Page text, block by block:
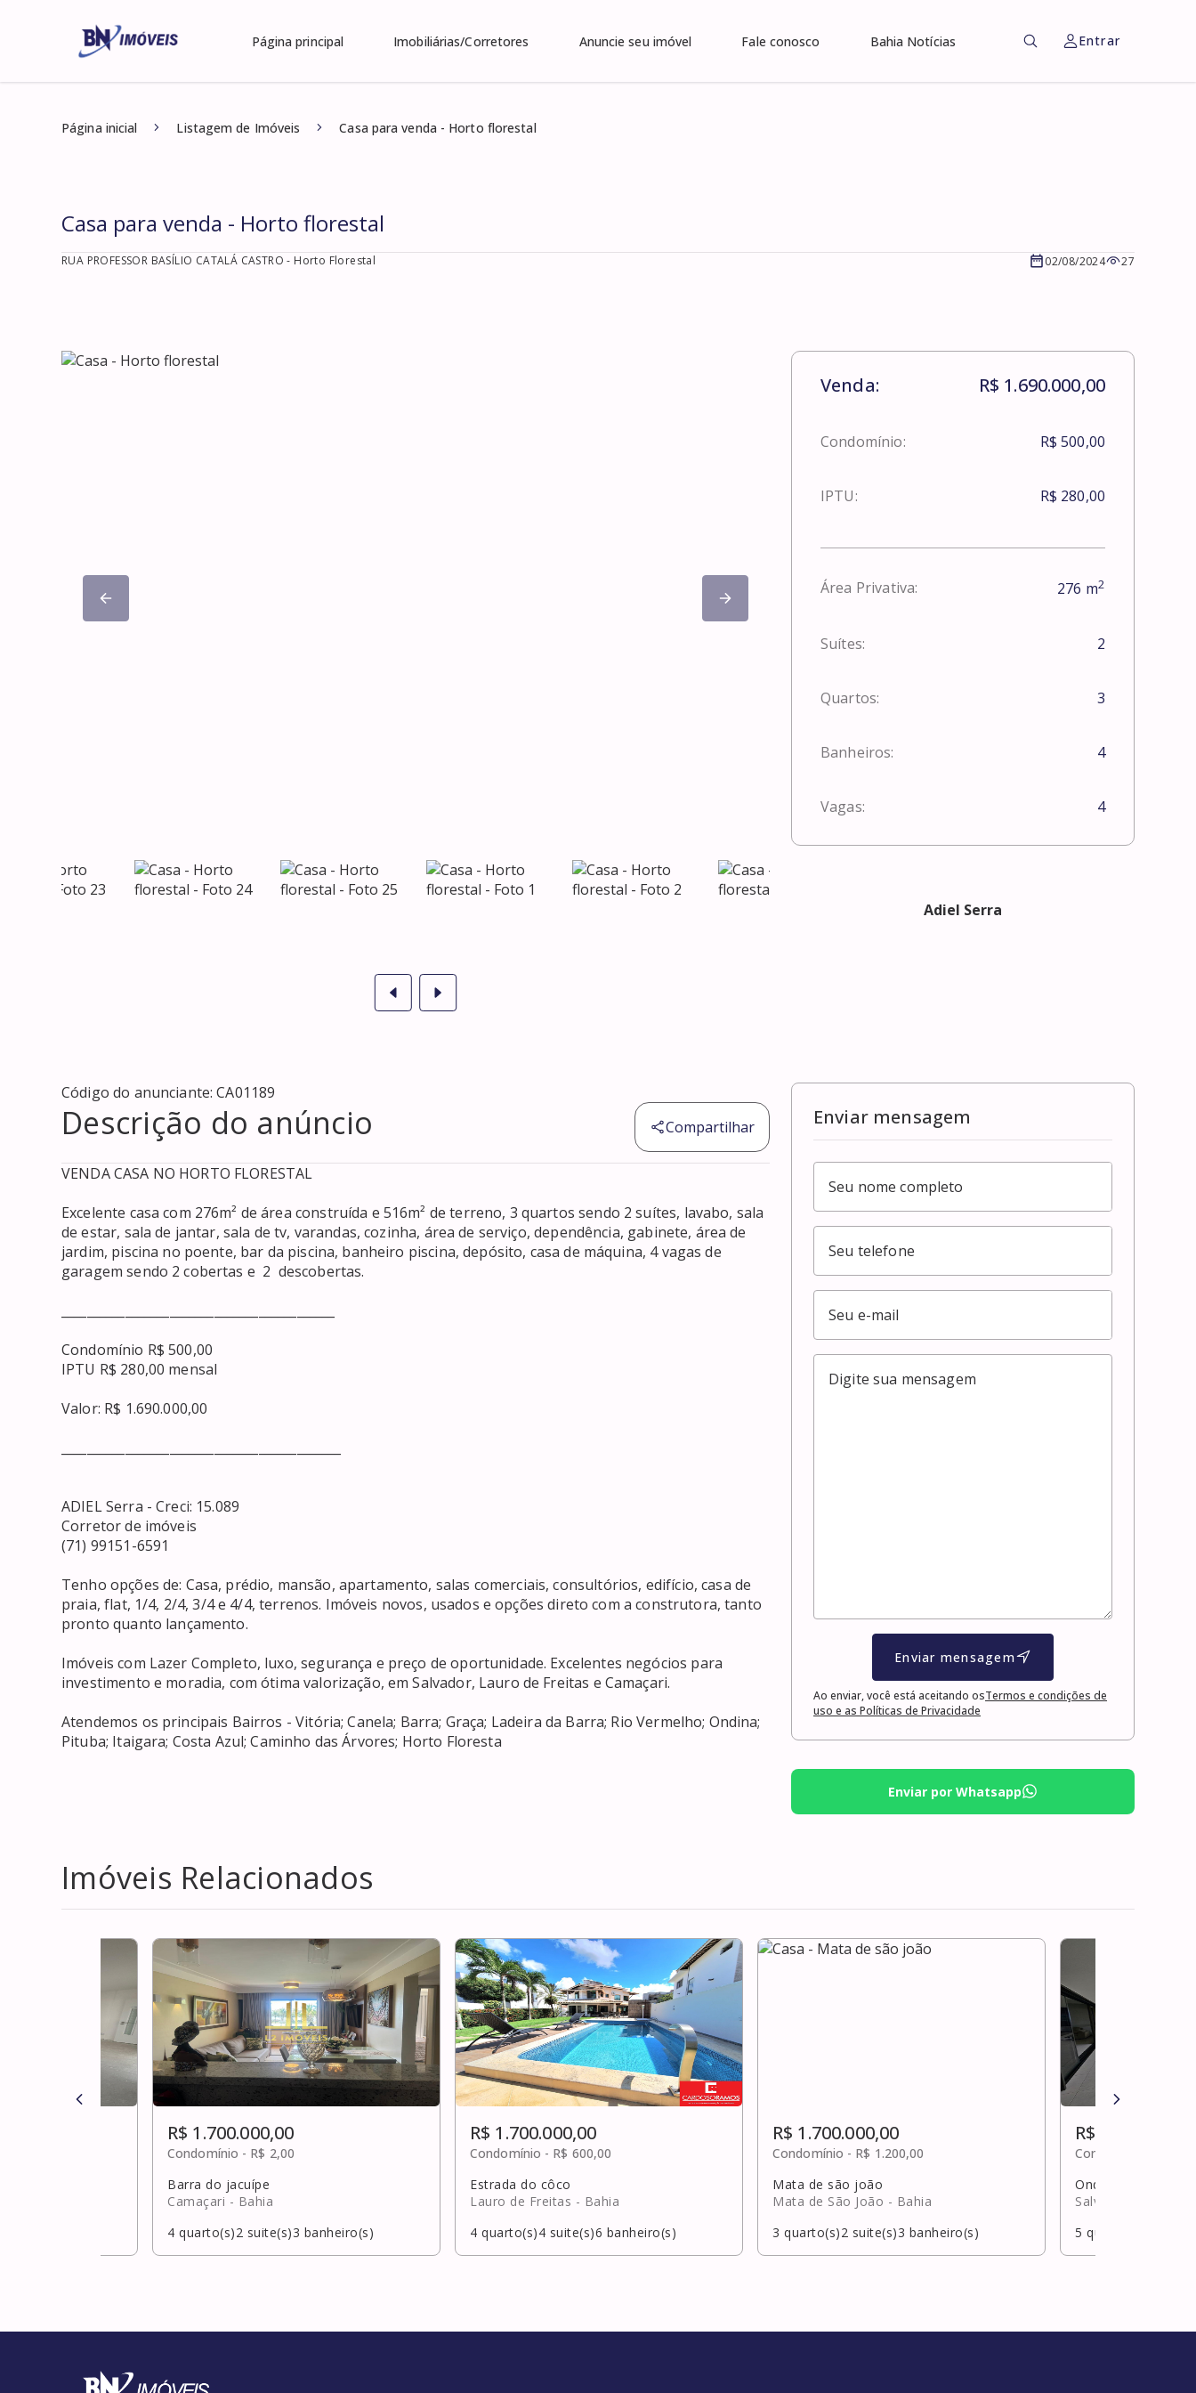
Página principal Imobiliárias/Corretores Anuncie seu imóvel Fale conosco Bahia Notícias Entrar
Página inicial Listagem de Imóveis Casa para venda - Horto florestal
Casa para venda - Horto florestal
RUA PROFESSOR BASÍLIO CATALÁ CASTRO - Horto Florestal 02/08/2024 27
Venda: R$ 1.690.000,00
Condomínio: R$ 500,00
IPTU: R$ 280,00
Área Privativa: 276 m2
Suítes: 2
Quartos: 3
Banheiros: 4
Vagas: 4
Adiel Serra
Código do anunciante:CA01189
Descrição do anúncio Compartilhar
VENDA CASA NO HORTO FLORESTAL
Excelente casa com 276m² de área construída e 516m² de terreno, 3 quartos sendo 2 suítes, lavabo, sala
de estar, sala de jantar, sala de tv, varandas, cozinha, área de serviço, dependência, gabinete, área de
jardim, piscina no poente, bar da piscina, banheiro piscina, depósito, casa de máquina, 4 vagas de
garagem sendo 2 cobertas e  2  descobertas.
Condomínio R$ 500,00
IPTU R$ 280,00 mensal
Valor: R$ 1.690.000,00
ADIEL Serra - Creci: 15.089
Corretor de imóveis
(71) 99151-6591
Tenho opções de: Casa, prédio, mansão, apartamento, salas comerciais, consultórios, edifício, casa de
praia, flat, 1/4, 2/4, 3/4 e 4/4, terrenos. Imóveis novos, usados e opções direto com a construtora, tanto
pronto quanto lançamento.
Imóveis com Lazer Completo, luxo, segurança e preço de oportunidade. Excelentes negócios para
investimento e moradia, com ótima valorização, em Salvador, Lauro de Freitas e Camaçari.
Atendemos os principais Bairros - Vitória; Canela; Barra; Graça; Ladeira da Barra; Rio Vermelho; Ondina;
Pituba; Itaigara; Costa Azul; Caminho das Árvores; Horto Floresta
Enviar mensagem
Enviar mensagem
Ao enviar, você está aceitando osTermos e condições de
uso e as Políticas de Privacidade
Enviar por Whatsapp
Imóveis Relacionados
R$ 1.700.000,00
Condomínio - R$ 2,00
Barra do jacuípe
Camaçari - Bahia
4 quarto(s)2 suite(s)3 banheiro(s)
R$ 1.700.000,00
Condomínio - R$ 600,00
Estrada do côco
Lauro de Freitas - Bahia
4 quarto(s)4 suite(s)6 banheiro(s)
R$ 1.700.000,00
Condomínio - R$ 1.200,00
Mata de são joão
Mata de São João - Bahia
3 quarto(s)2 suite(s)3 banheiro(s)
R$
Condomínio -
Ondina
Salvador
5 quarto(s)